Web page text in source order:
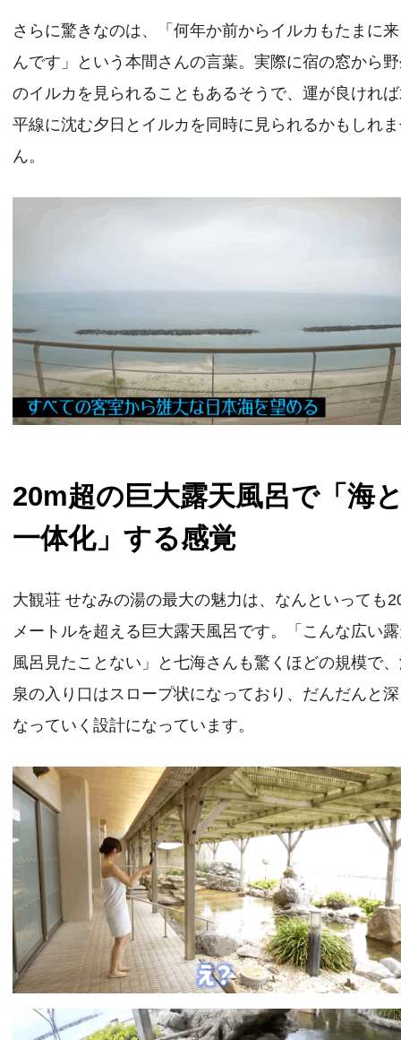
さらに驚きなのは、「何年か前からイルカもたまに
んです」という本間さんの言葉。実際に宿の窓から
のイルカを見られることもあるそうで、運が良けれ
平線に沈む夕日とイルカを同時に見られるかもしれ
ん。
20m超の巨大露天風呂で「海
一体化」する感覚
大観荘 せなみの湯の最大の魅力は、なんといっても
メートルを超える巨大露天風呂です。「こんな広い
風呂見たことない」と七海さんも驚くほどの規模で
泉の入り口はスロープ状になっており、だんだんと
なっていく設計になっています。